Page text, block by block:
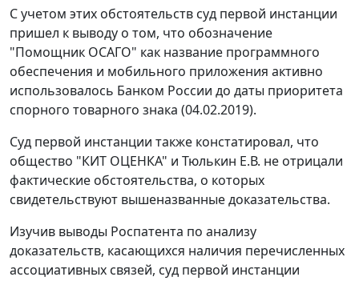
С учетом этих обстоятельств суд первой инстанции
пришел к выводу о том, что обозначение
"Помощник ОСАГО" как название программного
обеспечения и мобильного приложения активно
использовалось Банком России до даты приоритета
спорного товарного знака (04.02.2019).
Суд первой инстанции также констатировал, что
общество "КИТ ОЦЕНКА" и Тюлькин Е.В. не отрицали
фактические обстоятельства, о которых
свидетельствуют вышеназванные доказательства.
Изучив выводы Роспатента по анализу
доказательств, касающихся наличия перечисленных
ассоциативных связей, суд первой инстанции